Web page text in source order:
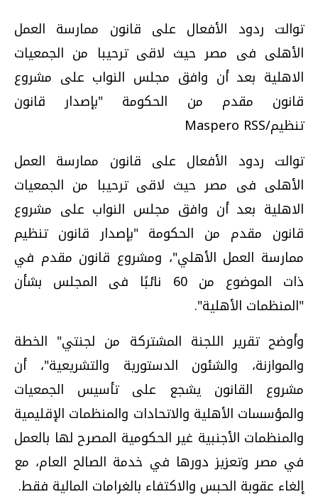
توالت ردود الأفعال على قانون ممارسة العمل
الأهلى فى مصر حيث لاقى ترحيبا من الجمعيات
الاهلية بعد أن وافق مجلس النواب على مشروع
قانون مقدم من الحكومة "بإصدار قانون
تنظيم/Maspero RSS
توالت ردود الأفعال على قانون ممارسة العمل
الأهلى فى مصر حيث لاقى ترحيبا من الجمعيات
الاهلية بعد أن وافق مجلس النواب على مشروع
قانون مقدم من الحكومة "بإصدار قانون تنظيم
ممارسة العمل الأهلي"، ومشروع قانون مقدم في
ذات الموضوع من 60 نائبًا فى المجلس بشأن
"المنظمات الأهلية".
وأوضح تقرير اللجنة المشتركة من لجنتي" الخطة
والموازنة، والشئون الدستورية والتشريعية"، أن
مشروع القانون يشجع على تأسيس الجمعيات
والمؤسسات الأهلية والاتحادات والمنظمات الإقليمية
والمنظمات الأجنبية غير الحكومية المصرح لها بالعمل
في مصر وتعزيز دورها في خدمة الصالح العام، مع
إلغاء عقوبة الحبس والاكتفاء بالغرامات المالية فقط.